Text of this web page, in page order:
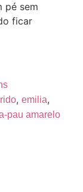
pé sem
ficar
, emilia,
pau amarelo